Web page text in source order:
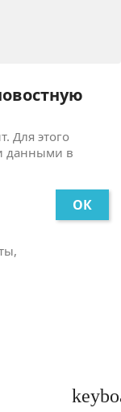
Для этого
данными в